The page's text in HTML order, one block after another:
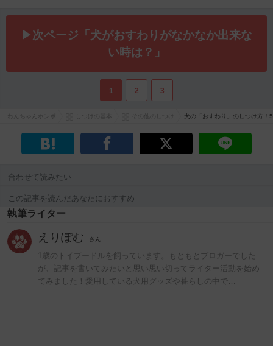
▶次ページ「犬がおすわりがなかなか出来な
い時は？」
1 2 3
犬の「おすわり」のしつけ方！
合わせて読みたい
この記事を読んだあなたにおすすめ
執筆ライター
えりぽむ さん
1歳のトイプードルを飼っています。もともとブロガーでした
が、記事を書いてみたいと思い思い切ってライター活動を始め
てみました！愛用している犬用グッズや暮らしの中で…